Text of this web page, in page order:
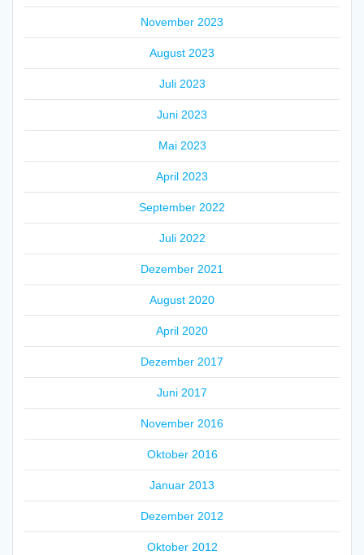
November 2023
August 2023
Juli 2023
Juni 2023
Mai 2023
April 2023
September 2022
Juli 2022
Dezember 2021
August 2020
April 2020
Dezember 2017
Juni 2017
November 2016
Oktober 2016
Januar 2013
Dezember 2012
Oktober 2012